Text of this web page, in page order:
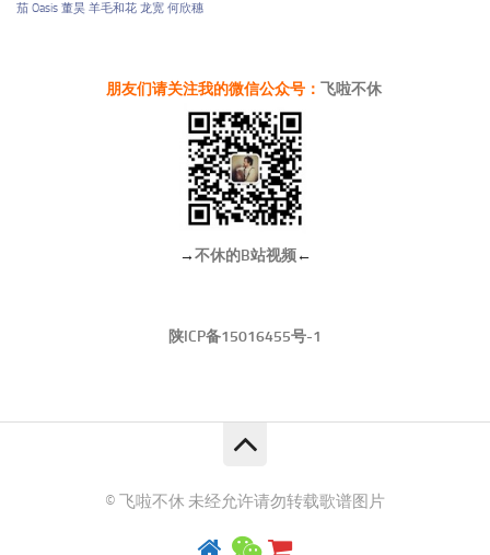
茄 Oasis 董昊 羊毛和花 龙宽 何欣穗
朋友们请关注我的微信公众号： 飞啦不休
→不休的B站视频←
陕ICP备15016455号-1
© 飞啦不休 未经允许请勿转载歌谱图片